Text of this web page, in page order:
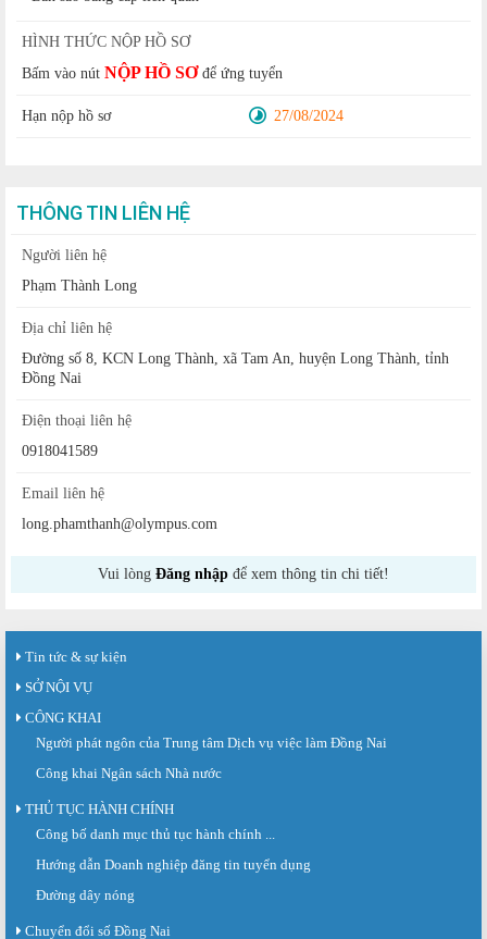
HÌNH THỨC NỘP HỒ SƠ
Bấm vào nút NỘP HỒ SƠđể ứng tuyển
Hạn nộp hồ sơ 27/08/2024
THÔNG TIN LIÊN HỆ
Người liên hệ
Phạm Thành Long
Địa chỉ liên hệ
Đường số 8, KCN Long Thành, xã Tam An, huyện Long Thành, tỉnh
Đồng Nai
Điện thoại liên hệ
0918041589
Email liên hệ
long.phamthanh@olympus.com
Vui lòng Đăng nhập để xem thông tin chi tiết!
Tin tức & sự kiện
SỞ NỘI VỤ
CÔNG KHAI
Người phát ngôn của Trung tâm Dịch vụ việc làm Đồng Nai
Công khai Ngân sách Nhà nước
THỦ TỤC HÀNH CHÍNH
Công bố danh mục thủ tục hành chính ...
Hướng dẫn Doanh nghiệp đăng tin tuyển dụng
Đường dây nóng
Chuyển đổi số Đồng Nai
Sàn giao dịch việc làm lần thứ 08 năm 2026: Hơn 4.300 cơ hội...
Sáng ngày 03/8/2026, Trung tâm Dịch vụ việc làm Đồng Nai tổ chức Sàn giao
dịch việc làm lần thứ 08...
Báo cáo kết quả tổ chức Sàn giao dịch việc làm lần thứ 08/2026 ngày 03